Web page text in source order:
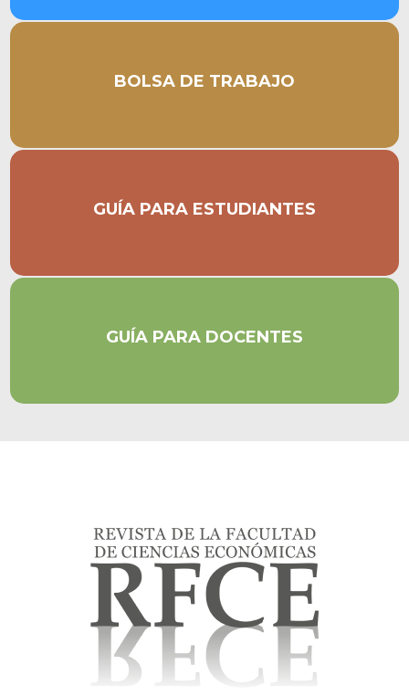
BOLSA DE TRABAJO
¿Querés trabajar con nosotros?
GUÍA PARA ESTUDIANTES
Completa guía de trámites para estudiantes
GUÍA PARA DOCENTES
Completa guía de trámites para docentes